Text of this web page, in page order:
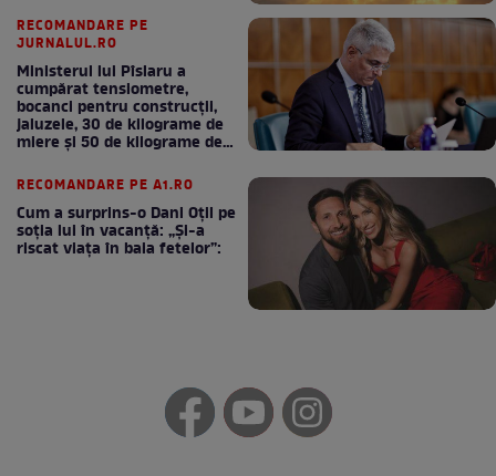
RECOMANDARE PE
JURNALUL.RO
Ministerul lui Pîslaru a
cumpărat tensiometre,
bocanci pentru construcții,
jaluzele, 30 de kilograme de
miere și 50 de kilograme de
RECOMANDARE PE A1.RO
Cum a surprins-o Dani Oțil pe
soția lui în vacanță: „Și-a
riscat viața în baia fetelor”: